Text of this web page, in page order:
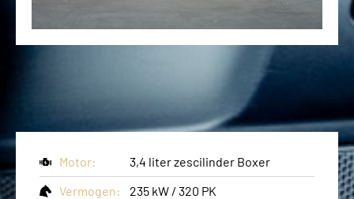
Motor:
3,4 liter zescilinder Boxer
Vermogen:
235 kW / 320 PK